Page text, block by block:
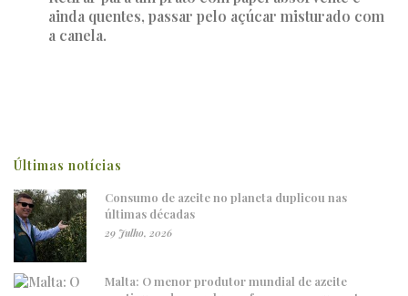
ainda quentes, passar pelo açúcar misturado com
a canela.
Últimas notícias
Consumo de azeite no planeta duplicou nas
últimas décadas
29 Julho, 2026
Malta: O menor produtor mundial de azeite